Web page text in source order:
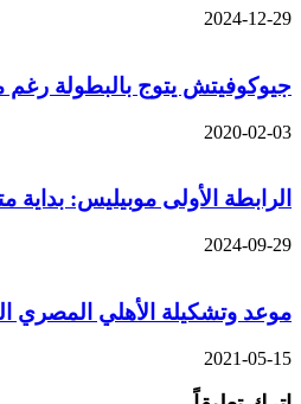
2024-12-29
جيوكوفيتش يتوج بالبطولة رغم
2020-02-03
الرابطة الأولى موبيليس: بداية
2024-09-29
موعد وتشكيلة الأهلي المصري
2021-05-15